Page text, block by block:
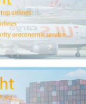
en avant